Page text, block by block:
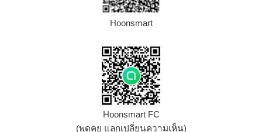
Hoonsmart
Hoonsmart FC
(พูดคุย แลกเปลี่ยนความเห็น)